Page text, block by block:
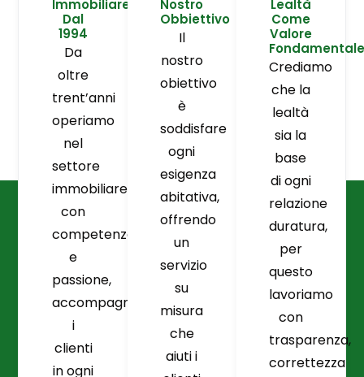
Immobiliare
Dal
1994
Da
oltre
trent’anni
operiamo
nel
settore
immobiliare
con
competenza
e
passione,
accompagnando
i
clienti
in ogni
Nostro
Obbiettivo
Il
nostro
obiettivo
è
soddisfare
ogni
esigenza
abitativa,
offrendo
un
servizio
su
misura
che
aiuti i
Lealtà
Come
Valore
Fondamentale
Crediamo
che la
lealtà
sia la
base
di ogni
relazione
duratura,
per
questo
lavoriamo
con
trasparenza,
correttezza